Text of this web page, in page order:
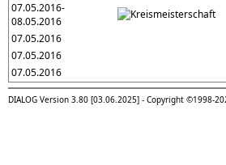
07.05.2016-
08.05.2016
07.05.2016
07.05.2016
07.05.2016
DIALOG Version 3.80 [03.06.2025] - Copyright ©1998-